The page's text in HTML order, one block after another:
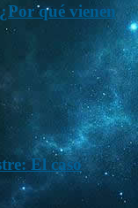
qué vienen
El caso